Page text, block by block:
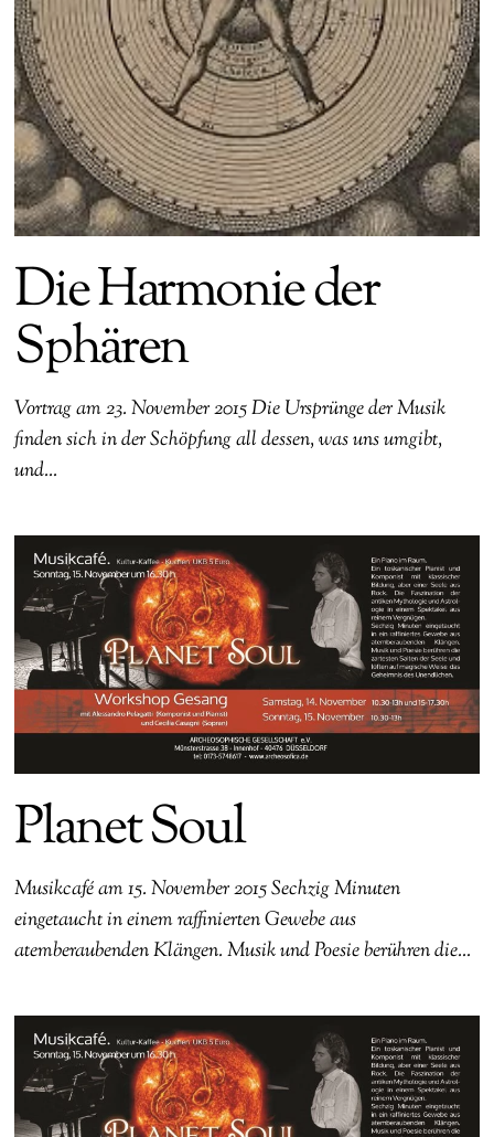
Die Harmonie der
Sphären
Vortrag am 23. November 2015 Die Ursprünge der Musik
finden sich in der Schöpfung all dessen, was uns umgibt,
und…
Planet Soul
Musikcafé am 15. November 2015 Sechzig Minuten
eingetaucht in einem raffinierten Gewebe aus
atemberaubenden Klängen. Musik und Poesie berühren die…